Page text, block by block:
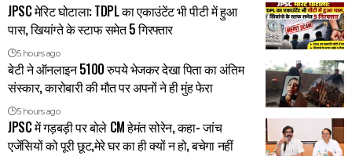
JPSC मेरिट घोटाला: TDPL का एकाउंटेंट भी पीटी में हुआ
पास, खियांग्ते के स्टाफ समेत 5 गिरफ्तार
5 hours ago
बेटी ने ऑनलाइन 5100 रुपये भेजकर देखा पिता का अंतिम
संस्कार, कारोबारी की मौत पर अपनों ने ही मुंह फेरा
5 hours ago
JPSC में गड़बड़ी पर बोले CM हेमंत सोरेन, कहा- जांच
एजेंसियों को पूरी छूट,मेरे घर का ही क्यों न हो, बचेगा नहीं